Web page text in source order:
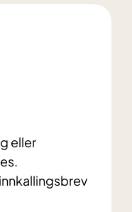
eller